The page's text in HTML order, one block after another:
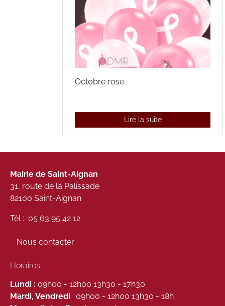
Octobre rose
Lire la suite
Mairie de Saint-Aignan
31, route de la Palissade
82100 Saint-Aignan
Tél : 05 63 95 42 12
Nous contacter
Horaires
Lundi : 09h00 - 12h00 13h30 - 17h30
Mardi, Vendredi : 09h00 - 12h00 13h30 - 18h